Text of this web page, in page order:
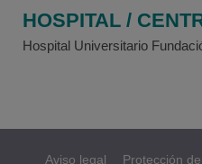
HOSPITAL /
Hospital Universitario
Aviso legal Protección